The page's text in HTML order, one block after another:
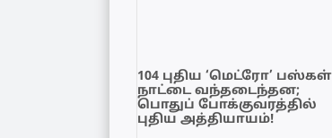
104 புதிய ‘மெட்ரோ’ பஸ்கள்
நாட்டை வந்தடைந்தன;
பொதுப் போக்குவரத்தில்
புதிய அத்தியாயம்!